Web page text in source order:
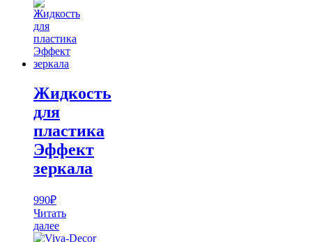
Жидкость
для
пластика
Эффект
зеркала
990₽
Читать
далее